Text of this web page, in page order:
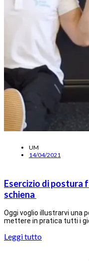
UM
14/04/2021
Esercizio di postura
schiena
Oggi voglio illustrarvi una
mettere in pratica tutti i
Leggi tutto